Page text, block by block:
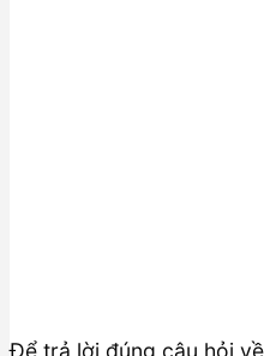
Để trả lời đúng câu hỏi